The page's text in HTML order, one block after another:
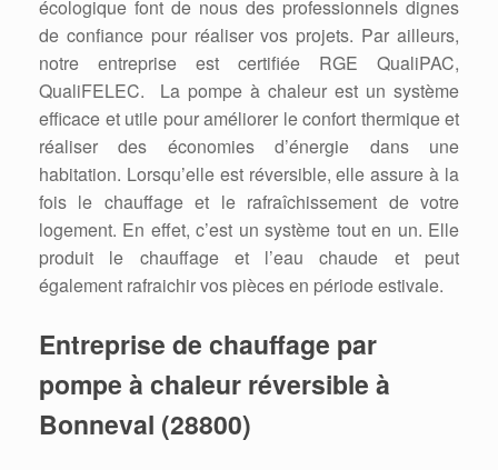
écologique font de nous des professionnels dignes
de confiance pour réaliser vos projets. Par ailleurs,
notre entreprise est certifiée RGE QualiPAC,
QualiFELEC. La pompe à chaleur est un système
efficace et utile pour améliorer le confort thermique et
réaliser des économies d’énergie dans une
habitation. Lorsqu’elle est réversible, elle assure à la
fois le chauffage et le rafraîchissement de votre
logement. En effet, c’est un système tout en un. Elle
produit le chauffage et l’eau chaude et peut
également rafraichir vos pièces en période estivale.
Entreprise de chauffage par
pompe à chaleur réversible à
Bonneval (28800)